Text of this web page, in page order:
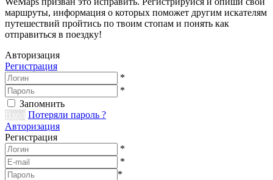
маршруты, информация о которых поможет другим искателям
путешествий пройтись по твоим стопам и понять как
отправиться в поездку!
Авторизация
Регистрация
*
*
Запомнить
Вход
Потеряли пароль ?
Авторизация
Регистрация
*
*
*